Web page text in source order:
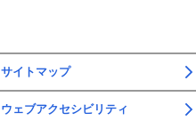
サイトマップ
ウェブアクセシビリティ